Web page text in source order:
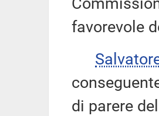
favorevole
di parere